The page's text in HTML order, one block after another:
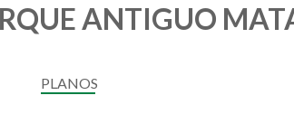
ANTIGUO
PLANOS